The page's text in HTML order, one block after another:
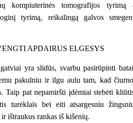
kompiuterinės tomografijos tyrimą
tyrimą, reikalingą galvos
APDAIRUS ELGESYS
yra slidūs, svarbu pasirūpinti
pakulniu ir ilgu aulu tam, kad
Taip pat nepamiršti įdėmiai stebėti
turėklais bei eiti atsargesniu
ištraukus rankas iš kišenių.